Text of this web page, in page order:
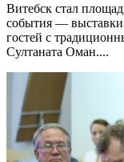
Витебск стал
события — выставки
гостей с
Султаната Оман....